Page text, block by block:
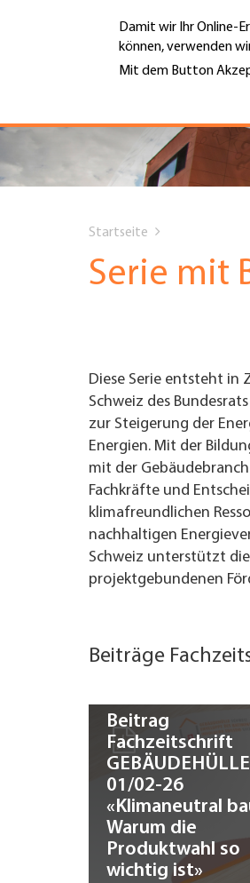
Damit wir Ihr Online-
können, verwenden
Mit dem Button
Hauptnavigation
PORTRÄT
DIENSTLEISTUNGEN
JOBS & KARRIERE
UNTERNEHMEN FINDEN
MENÜ
are
Startseite
Serie mit
Diese Serie entsteht in
Schweiz des
zur Steigerung der
Energien. Mit der
mit der
Fachkräfte und
klimafreundlichen
nachhaltigen
Schweiz unterstützt
projektgebundenen
Beiträge
Beitrag
Fachzeitschrift
GEBÄUDEHÜLLE
01/02-26
«Klimaneutral
Warum die
Produktwahl so
wichtig ist»